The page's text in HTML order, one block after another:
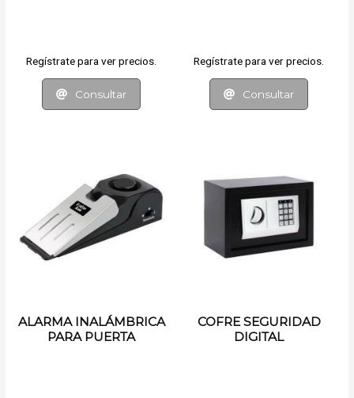
Regístrate para ver precios.
Consultar
Regístrate para ver precios.
Consultar
ALARMA INALÁMBRICA
PARA PUERTA
COFRE SEGURIDAD
DIGITAL